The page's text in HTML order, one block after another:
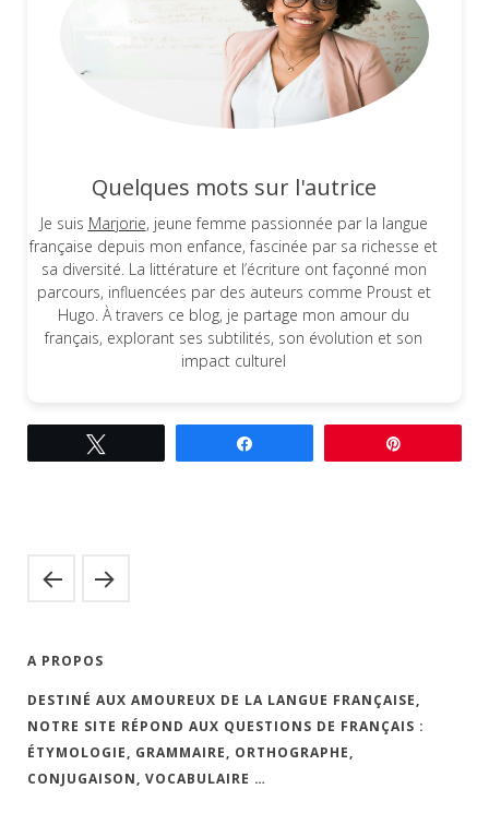
Quelques mots sur l'autrice
Je suis Marjorie, jeune femme passionnée par la langue
française depuis mon enfance, fascinée par sa richesse et
sa diversité. La littérature et l’écriture ont façonné mon
parcours, influencées par des auteurs comme Proust et
Hugo. À travers ce blog, je partage mon amour du
français, explorant ses subtilités, son évolution et son
impact culturel
A PROPOS
DESTINÉ AUX AMOUREUX DE LA LANGUE FRANÇAISE,
NOTRE SITE RÉPOND AUX QUESTIONS DE FRANÇAIS :
ÉTYMOLOGIE, GRAMMAIRE, ORTHOGRAPHE,
CONJUGAISON, VOCABULAIRE …